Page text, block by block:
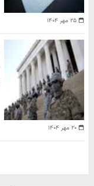
۲۵ مهر ۱۴۰۴
۲۰ مهر ۱۴۰۴